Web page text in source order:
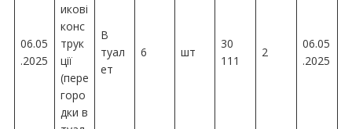
06.05
.2025
икові
конс
трук
ції
(пере
горо
дки в
В
туал
ет
6 шт
30
111
2
06.05
.2025